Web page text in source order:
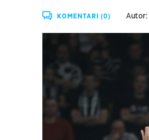
KOMENTARI (0) Autor: